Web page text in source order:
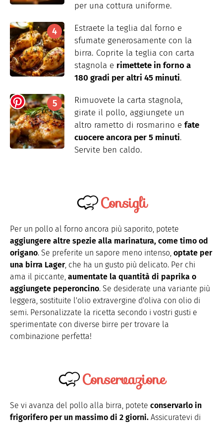
per una cottura uniforme.
Estraete la teglia dal forno e
sfumate generosamente con la
birra. Coprite la teglia con carta
stagnola e rimettete in forno a
180 gradi per altri 45 minuti.
Rimuovete la carta stagnola,
girate il pollo, aggiungete un
altro rametto di rosmarino e fate
cuocere ancora per 5 minuti.
Servite ben caldo.
Consigli
Per un pollo al forno ancora più saporito, potete
aggiungere altre spezie alla marinatura, come timo od
origano. Se preferite un sapore meno intenso, optate per
una birra Lager, che ha un gusto più delicato. Per chi
ama il piccante, aumentate la quantità di paprika o
aggiungete peperoncino. Se desiderate una variante più
leggera, sostituite l'olio extravergine d'oliva con olio di
semi. Personalizzate la ricetta secondo i vostri gusti e
sperimentate con diverse birre per trovare la
combinazione perfetta!
Conservazione
Se vi avanza del pollo alla birra, potete conservarlo in
frigorifero per un massimo di 2 giorni. Assicuratevi di